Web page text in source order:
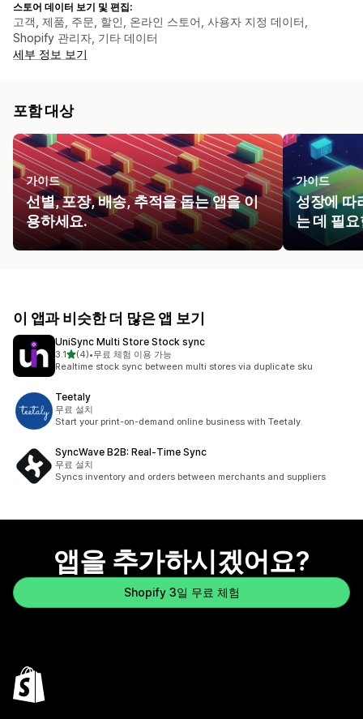
스토어 데이터 보기 및 편집:
고객, 제품, 주문, 할인, 온라인 스토어, 사용자 지정 데이터,
Shopify 관리자, 기타 데이터
세부 정보 보기
포함 대상
가이드
선별, 포장, 배송, 추적을 돕는 앱을 이
용하세요.
가이드
성장에 따
는 데 필
이 앱과 비슷한 더 많은 앱 보기
UniSync Multi Store Stock sync
3.1별 5개 중
(4)
총 리뷰 4개
•무료 체험 이용 가능
Realtime stock sync between multi stores via duplicate sku
Teetaly
무료 설치
Start your print-on-demand online business with Teetaly.
SyncWave B2B: Real‑Time Sync
무료 설치
Syncs inventory and orders between merchants and suppliers
앱을 추가하시겠어요?
Shopify 3일 무료 체험